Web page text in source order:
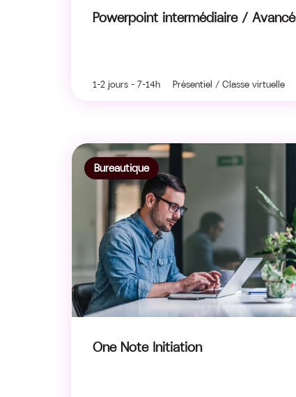
Powerpoint intermédiaire / Avancé
1-2 jours - 7-14h Présentiel / Classe virtuelle
Bureautique
One Note Initiation